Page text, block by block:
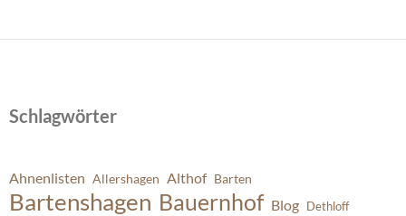
Schlagwörter
Ahnenlisten Allershagen Althof Barten
Bartenshagen Bauernhof Blog Dethloff